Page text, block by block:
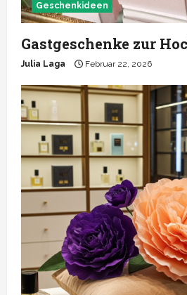
Geschenkideen
Gastgeschenke zur
Julia Laga Februar 22, 2026